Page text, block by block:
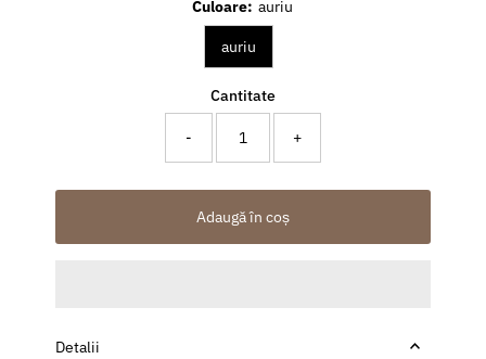
Culoare: auriu
auriu
Cantitate
- +
Adaugă în coș
Detalii